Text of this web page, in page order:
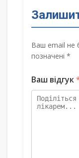
Ваш email не
позначені *
Ваш відгук